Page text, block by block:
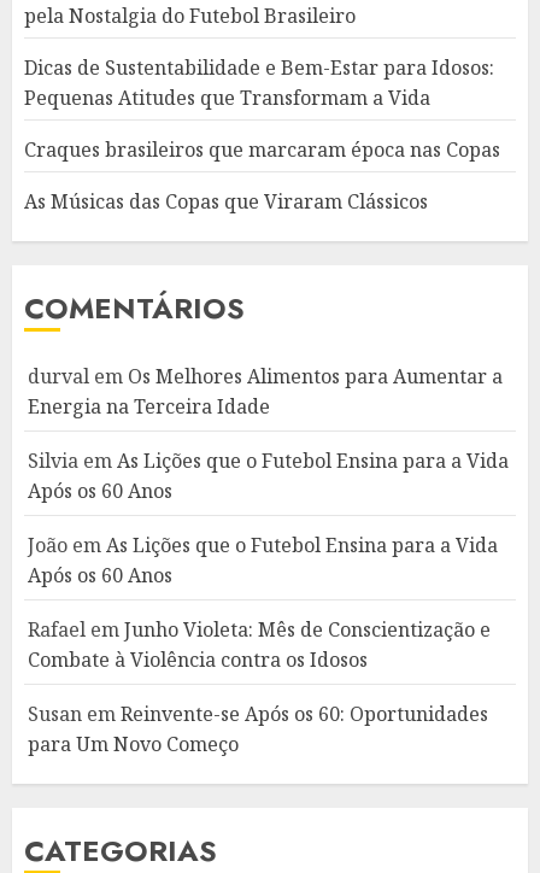
pela Nostalgia do Futebol Brasileiro
Dicas de Sustentabilidade e Bem-Estar para Idosos:
Pequenas Atitudes que Transformam a Vida
Craques brasileiros que marcaram época nas Copas
As Músicas das Copas que Viraram Clássicos
COMENTÁRIOS
durval em Os Melhores Alimentos para Aumentar a
Energia na Terceira Idade
Silvia emAs Lições que o Futebol Ensina para a Vida
Após os 60 Anos
João emAs Lições que o Futebol Ensina para a Vida
Após os 60 Anos
Rafael emJunho Violeta: Mês de Conscientização e
Combate à Violência contra os Idosos
Susan emReinvente-se Após os 60: Oportunidades
para Um Novo Começo
CATEGORIAS